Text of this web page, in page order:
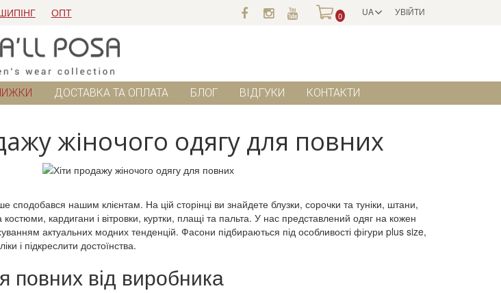
УВІЙТИ
UA
ОПТ 0
ДОСТАВКА ТА ОПЛАТА БЛОГ ВІДГУКИ КОНТАКТИ
жіночого одягу для повних
сподобався нашим клієнтам. На цій сторінці ви знайдете блузки, сорочки та туніки, штани,
кардигани і вітровки, куртки, плащі та пальта. У нас представлений одяг на кожен
актуальних модних тенденцій. Фасони підбираються під особливості фігури plus size,
і підкреслити достоїнства.
повних від виробника